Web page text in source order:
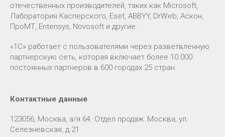
отечественных производителей, таких как Miсrosoft,
Лаборатория Касперского, Eset, ABBYY, DrWeb, Аскон,
ПроМТ, Entensys, Novosoft и другие.
«1С» работает с пользователями через разветвленную
партнерскую сеть, которая включает более 10 000
постоянных партнеров в 600 городах 25 стран.
Контактные данные
123056, Москва, а/я 64. Отдел продаж: Москва, ул.
Селезневская, д.21